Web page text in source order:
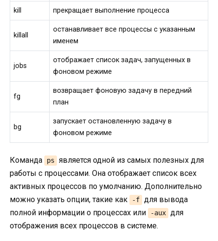
kill прекращает выполнение процесса
killall
останавливает все процессы с указанным
именем
jobs
отображает список задач, запущенных в
фоновом режиме
fg
возвращает фоновую задачу в передний
план
bg
запускает остановленную задачу в
фоновом режиме
Команда ps
является одной из самых полезных для
работы с процессами. Она отображает список всех
активных процессов по умолчанию. Дополнительно
можно указать опции, такие как
-f для вывода
полной информации о процессах или
-aux для
отображения всех процессов в системе.